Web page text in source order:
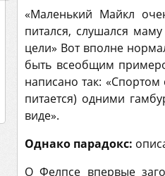
«Маленький Майкл
питался, слушался
цели» Вот вполне
быть всеобщим
написано так:
питается) одними
виде».
Однако парадокс:
О Фелпсе впервые